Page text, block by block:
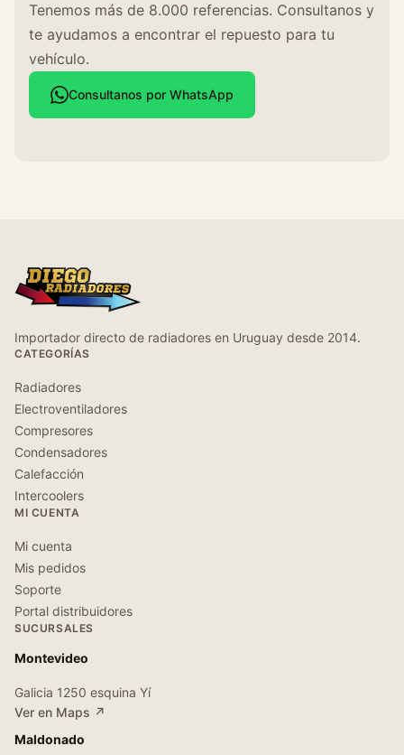
Tenemos más de 8.000 referencias. Consultanos y
te ayudamos a encontrar el repuesto para tu
vehículo.
Consultanos por WhatsApp
Importador directo de radiadores en Uruguay desde 2014.
CATEGORÍAS
Radiadores
Electroventiladores
Compresores
Condensadores
Calefacción
Intercoolers
MI CUENTA
Mi cuenta
Mis pedidos
Soporte
Portal distribuidores
SUCURSALES
Montevideo
Galicia 1250 esquina Yí
Ver en Maps ↗
Maldonado